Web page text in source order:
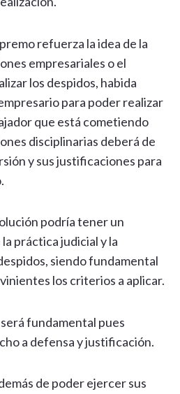
refuerza la idea de la
empresariales o el
los despidos, habida
para poder realizar
que está cometiendo
disciplinarias deberá de
y sus justificaciones para
podría tener un
práctica judicial y la
siendo fundamental
los criterios a aplicar.
será fundamental pues
a defensa y justificación.
de poder ejercer sus